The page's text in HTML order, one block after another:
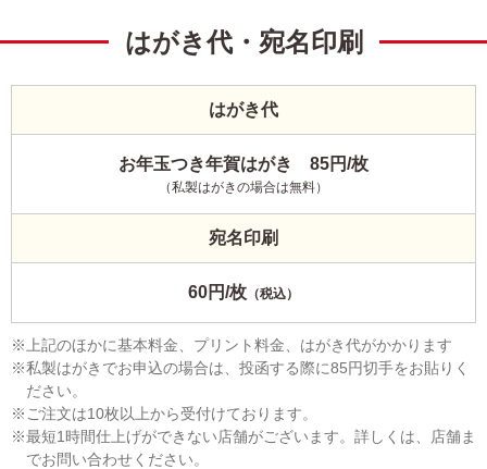
はがき代・宛名印刷
はがき代
お年玉つき年賀はがき 85円/枚
（私製はがきの場合は無料）
宛名印刷
60円/枚 （税込）
上記のほかに基本料金、プリント料金、はがき代がかかります
私製はがきでお申込の場合は、投函する際に85円切手をお貼りく
ださい。
ご注文は10枚以上から受付けております。
最短1時間仕上げができない店舗がございます。詳しくは、店舗ま
でお問い合わせください。